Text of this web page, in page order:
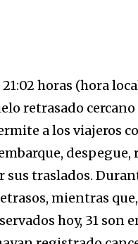
21:02 horas (hora
retrasado
a los viajeros
despegue,
sus traslados.
mientras
hoy, 31 son